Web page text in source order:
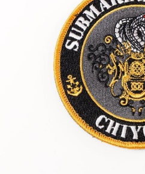
キャップ（帽子）
ZIPPO
ワッペン
その他グッズ（バ
マスク等）